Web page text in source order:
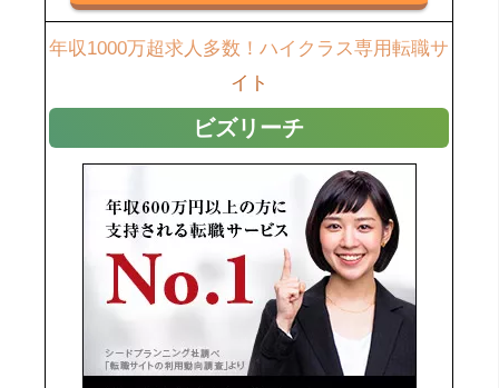
年収1000万超求人多数！ハイクラス専用転職サ
イト
ビズリーチ